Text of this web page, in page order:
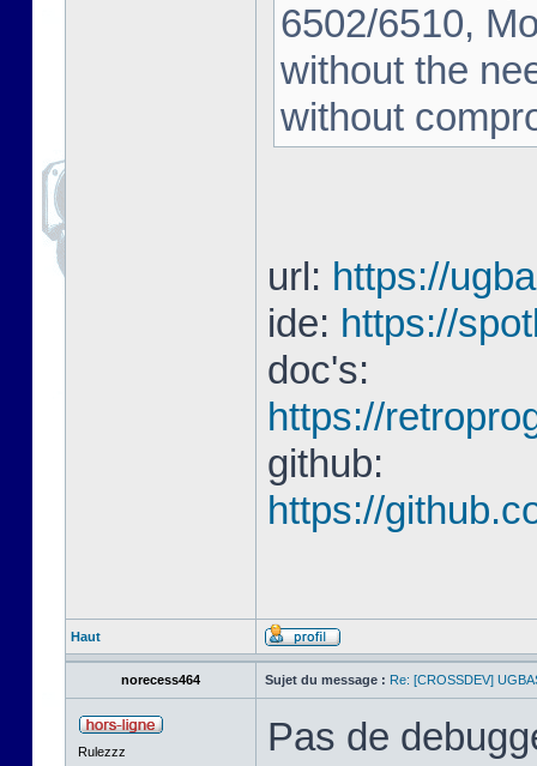
6502/6510,
without the
without
url: https://
ide: https://
doc's:
https://
github:
https://
Haut
norecess464 Sujet du message : Re: [CROSSDEV]
Rulezzz Pas de